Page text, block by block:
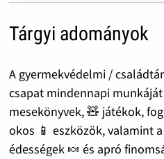
Tárgyi adományok
A gyermekvédelmi /
csapat mindennapi
mesekönyvek, 🧸 játékok,
okos 📱 eszközök, valamint
édességek 🍬 és apró